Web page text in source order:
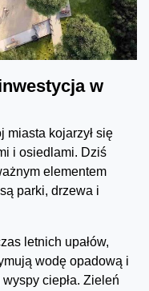
w
miasta kojarzył się
i osiedlami. Dziś
elementem
parki, drzewa i
letnich upałów,
wodę opadową i
ciepła. Zieleń